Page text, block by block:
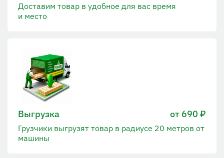
Доставим товар в удобное для вас время
и место
Выгрузка от 690 ₽
Грузчики выгрузят товар в радиусе 20 метров от
машины